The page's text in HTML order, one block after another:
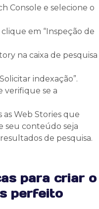
Console e selecione o
em “Inspeção de
na caixa de pesquisa
indexação”.
verifique se a
as Web Stories que
seu conteúdo seja
de pesquisa.
para criar o
perfeito